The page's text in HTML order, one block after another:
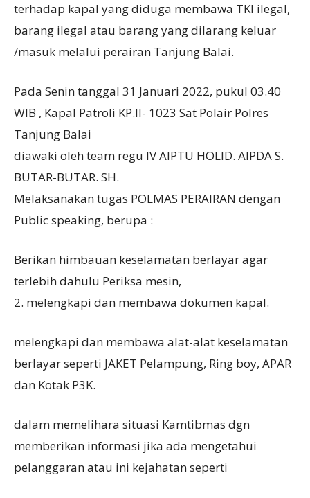
terhadap kapal yang diduga membawa TKI ilegal,
barang ilegal atau barang yang dilarang keluar
/masuk melalui perairan Tanjung Balai.
Pada Senin tanggal 31 Januari 2022, pukul 03.40
WIB , Kapal Patroli KP.II- 1023 Sat Polair Polres
Tanjung Balai
diawaki oleh team regu IV AIPTU HOLID. AIPDA S.
BUTAR-BUTAR. SH.
Melaksanakan tugas POLMAS PERAIRAN dengan
Public speaking, berupa :
Berikan himbauan keselamatan berlayar agar
terlebih dahulu Periksa mesin,
2. melengkapi dan membawa dokumen kapal.
melengkapi dan membawa alat-alat keselamatan
berlayar seperti JAKET Pelampung, Ring boy, APAR
dan Kotak P3K.
dalam memelihara situasi Kamtibmas dgn
memberikan informasi jika ada mengetahui
pelanggaran atau ini kejahatan seperti